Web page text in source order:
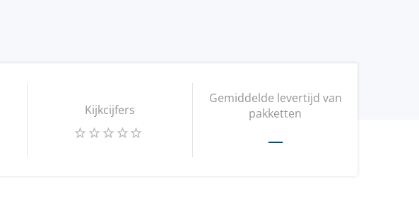
Kijkcijfers
Gemiddelde levertijd van
pakketten
—